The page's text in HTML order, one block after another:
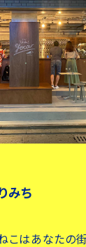
みち
こはあなたの